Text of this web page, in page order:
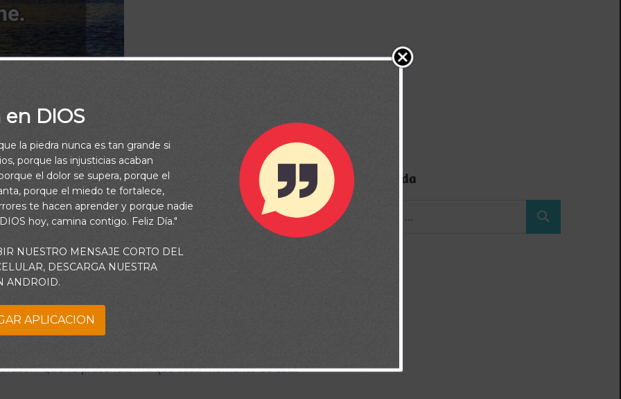
Frase Diaria Biblia /Frase Diaria Loaded
de 2025: Oración para
de Dios
su rostro sobre ti, y tenga de ti misericordia; Jehová
6:24–26
humildad Tu bendición. Gracias porque caminas
Que Tu presencia marque cada momento de esta
Búsqueda
DIOS
la piedra nunca es tan grande si
porque las injusticias acaban
el dolor se supera, porque el
porque el miedo te fortalece,
te hacen aprender y porque nadie
hoy, camina contigo. Feliz Día."
NUESTRO MENSAJE CORTO DEL
DESCARGA NUESTRA
ANDROID.
APLICACION